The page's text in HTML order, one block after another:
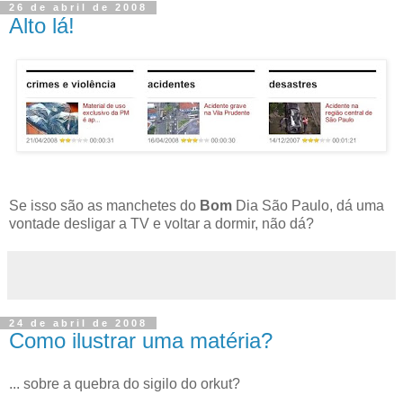
26 de abril de 2008
Alto lá!
Se isso são as manchetes do Bom Dia São Paulo, dá uma
vontade desligar a TV e voltar a dormir, não dá?
24 de abril de 2008
Como ilustrar uma matéria?
... sobre a quebra do sigilo do orkut?